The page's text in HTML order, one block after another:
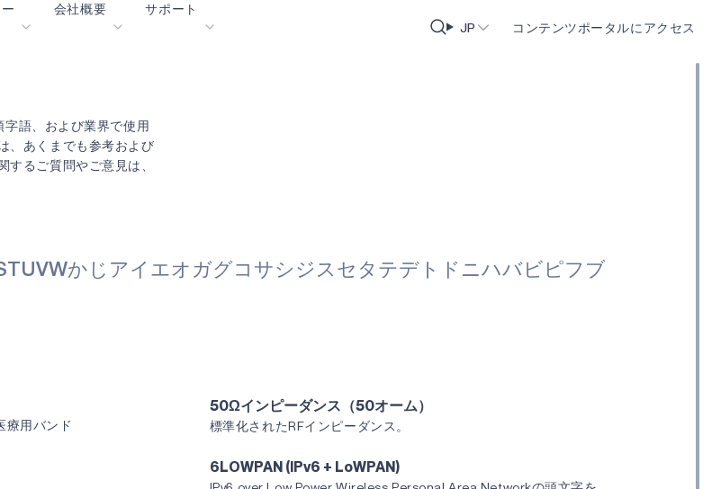
会社概要
採用情報
お問合せ
サクセスストーリー
サポート
用語集
オンラインサポート
購入先
JP コンテンツポータルにアクセス
語、および業界で使用
、あくまでも参考および
るご質問やご意見は、
UVWか じ ア イ エオ ガ グ コ サ シ ジ ス セ タ テデト ド ニハバビ ピフ ブ
療用バンド
50Ωインピーダンス（50オーム）
標準化されたRFインピーダンス。
6LOWPAN (IPv6 + LoWPAN)
OK